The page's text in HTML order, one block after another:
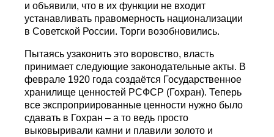
и объявили, что в их функции не входит
устанавливать правомерность национализации
в Советской России. Торги возобновились.
Пытаясь узаконить это воровство, власть
принимает следующие законодательные акты. В
феврале 1920 года создаётся Государственное
хранилище ценностей РСФСР (Гохран). Теперь
все экспроприированные ценности нужно было
сдавать в Гохран – а то ведь просто
выковыривали камни и плавили золото и